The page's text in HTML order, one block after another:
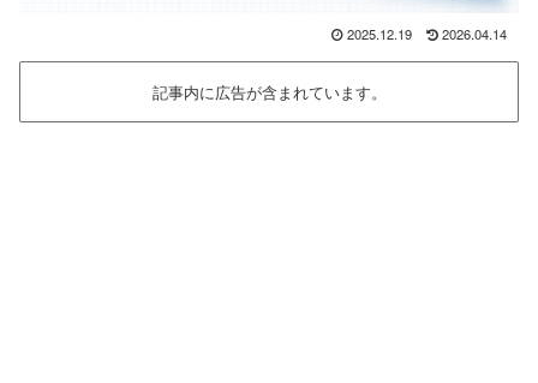
2025.12.19 2026.04.14
記事内に広告が含まれています。